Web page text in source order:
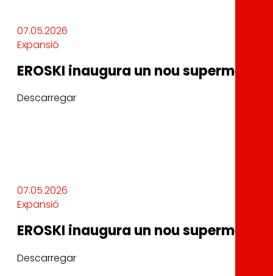
07.05.2026
Expansió
EROSKI inaugura un nou
Descarregar
07.05.2026
Expansió
EROSKI inaugura un nou
Descarregar